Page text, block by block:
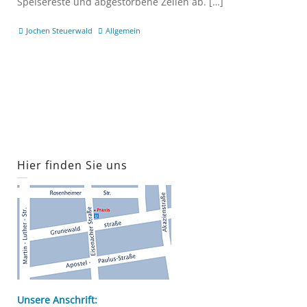
Jochen Steuerwald Allgemein
Hier finden Sie uns
Unsere Anschrift: